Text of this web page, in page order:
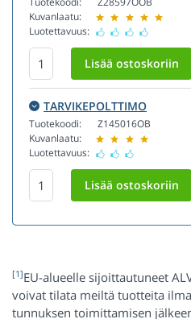
Kuvanlaatu:
Luotettavuus:
TARVIKEPOLTTIMO
Tuotekoodi:
Kuvanlaatu:
Luotettavuus:
Z145016OB
[1]EU-alueelle sijoittautuneet
voivat tilata meiltä tuotteita
tunnuksen toimittamisen